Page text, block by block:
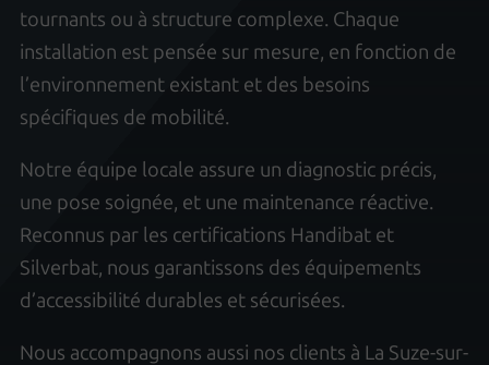
tournants ou à structure complexe. Chaque
installation est pensée sur mesure, en fonction de
l’environnement existant et des besoins
spécifiques de mobilité.
Notre équipe locale assure un diagnostic précis,
une pose soignée, et une maintenance réactive.
Reconnus par les certifications Handibat et
Silverbat, nous garantissons des équipements
d’accessibilité durables et sécurisées.
Nous accompagnons aussi nos clients à La Suze-sur-